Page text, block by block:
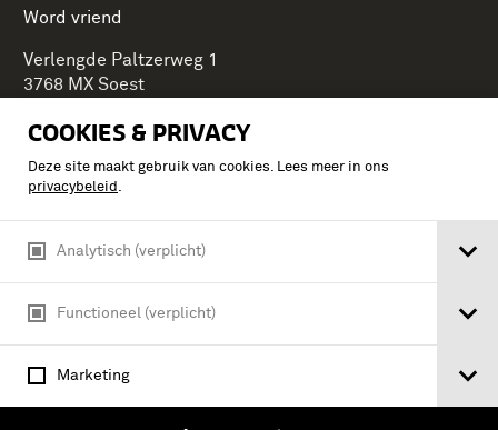
COOKIES & PRIVACY
Deze site maakt gebruik van cookies. Lees meer in ons
privacybeleid .
Analytisch (verplicht)
Functioneel (verplicht)
Marketing
Word vriend
Verlengde Paltzerweg 1
3768 MX Soest
Onderdeel van Stichting Koninklijke Defensiemusea,